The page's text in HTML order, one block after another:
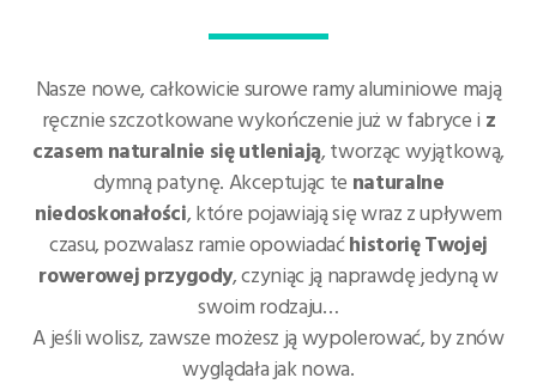
Nasze nowe, całkowicie surowe ramy aluminiowe mają
ręcznie szczotkowane wykończenie już w fabryce i z
czasem naturalnie się utleniają, tworząc wyjątkową,
dymną patynę. Akceptując te naturalne
niedoskonałości, które pojawiają się wraz z upływem
czasu, pozwalasz ramie opowiadaćhistorię Twojej
rowerowej przygody, czyniąc ją naprawdę jedyną w
swoim rodzaju…
A jeśli wolisz, zawsze możesz ją wypolerować, by znów
wyglądała jak nowa.